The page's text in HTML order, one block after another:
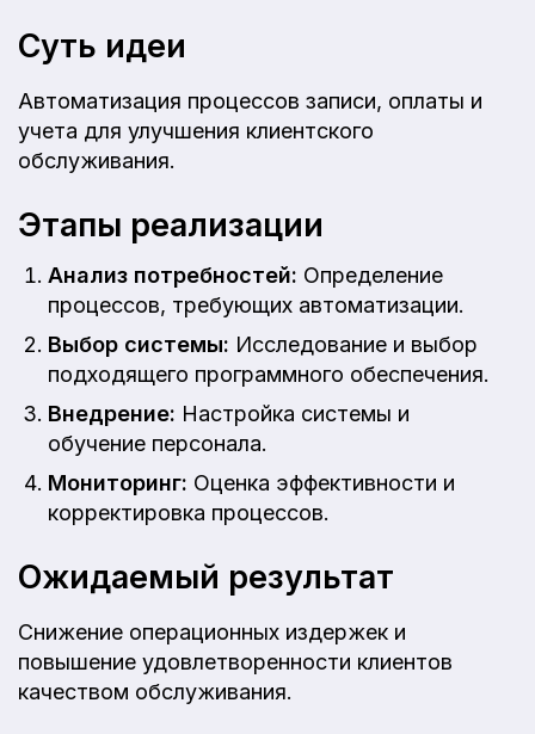
Суть идеи
Автоматизация процессов записи, оплаты и
учета для улучшения клиентского
обслуживания.
Этапы реализации
Анализ потребностей: Определение
процессов, требующих автоматизации.
Выбор системы: Исследование и выбор
подходящего программного обеспечения.
Внедрение: Настройка системы и
обучение персонала.
Мониторинг: Оценка эффективности и
корректировка процессов.
Ожидаемый результат
Снижение операционных издержек и
повышение удовлетворенности клиентов
качеством обслуживания.